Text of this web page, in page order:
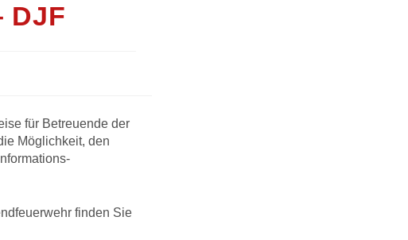
DJF
für Betreuende der
Möglichkeit, den
finden Sie